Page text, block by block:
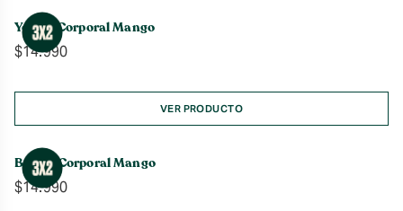
Yogurt Corporal Mango
$14.990
VER PRODUCTO
Bruma Corporal Mango
$14.990